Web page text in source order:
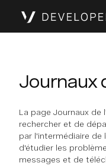
Journaux
La page Journaux de
rechercher et de
par l'intermédiaire de
d'étudier les
messages et de